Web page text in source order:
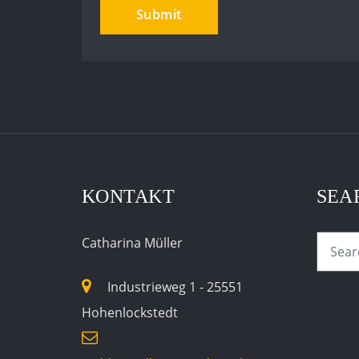
KONTAKT
Catharina Müller
Industrieweg 1 - 25551
Hohenlockstedt